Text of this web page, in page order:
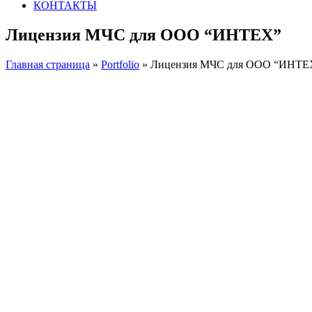
КОНТАКТЫ
Лицензия МЧС для ООО “ИНТЕХ”
Главная страница » Portfolio » Лицензия МЧС для ООО